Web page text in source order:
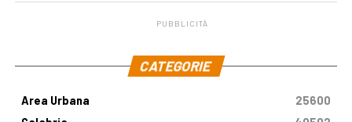
PUBBLICITÀ
CATEGORIE
Area Urbana
25600